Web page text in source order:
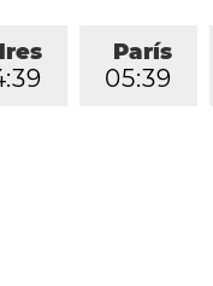
París
05:39
:39